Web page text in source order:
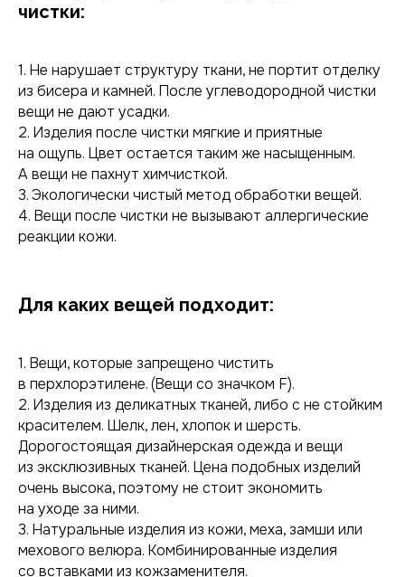
чистки:
1. Не нарушает структуру ткани, не портит отделку
из бисера и камней. После углеводородной чистки
вещи не дают усадки.
2. Изделия после чистки мягкие и приятные
на ощупь. Цвет остается таким же насыщенным.
А вещи не пахнут химчисткой.
3. Экологически чистый метод обработки вещей.
4. Вещи после чистки не вызывают аллергические
реакции кожи.
Для каких вещей подходит:
1. Вещи, которые запрещено чистить
в перхлорэтилене. (Вещи со значком F).
2. Изделия из деликатных тканей, либо с не стойким
красителем. Шелк, лен, хлопок и шерсть.
Дорогостоящая дизайнерская одежда и вещи
из эксклюзивных тканей. Цена подобных изделий
очень высока, поэтому не стоит экономить
на уходе за ними.
3. Натуральные изделия из кожи, меха, замши или
мехового велюра. Комбинированные изделия
со вставками из кожзаменителя.